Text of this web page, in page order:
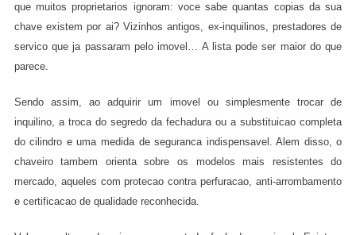
que muitos proprietarios ignoram: voce sabe quantas copias da sua
chave existem por ai? Vizinhos antigos, ex-inquilinos, prestadores de
servico que ja passaram pelo imovel… A lista pode ser maior do que
parece.
Sendo assim, ao adquirir um imovel ou simplesmente trocar de
inquilino, a troca do segredo da fechadura ou a substituicao completa
do cilindro e uma medida de seguranca indispensavel. Alem disso, o
chaveiro tambem orienta sobre os modelos mais resistentes do
mercado, aqueles com protecao contra perfuracao, anti-arrombamento
e certificacao de qualidade reconhecida.